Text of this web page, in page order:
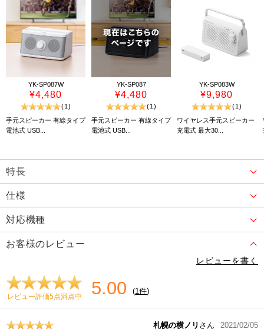
YK-SP087W
¥4,480
(1)
手元スピーカー 有線タイプ
電池式 USB...
YK-SP087
¥4,480
(1)
手元スピーカー 有線タイプ
電池式 USB...
YK-SP083W
¥9,980
(1)
ワイヤレス手元スピーカー
充電式 最大30...
特長
仕様
対応機種
お客様のレビュー
レビューを書く
レビュー評価5点満点中 5.00 (1件)
札幌の横ノリ さん 2021/02/05